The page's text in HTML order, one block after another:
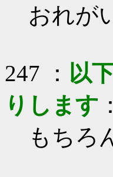
おれが
247 ： 以
りします
もちろ